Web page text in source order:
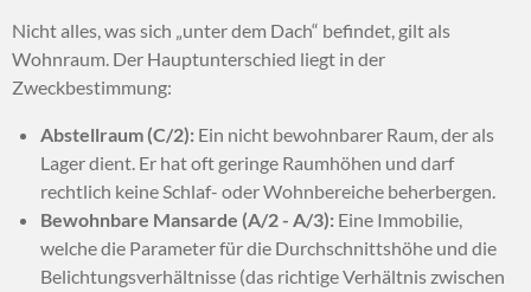
Nicht alles, was sich „unter dem Dach“ befindet, gilt als
Wohnraum. Der Hauptunterschied liegt in der
Zweckbestimmung:
Abstellraum (C/2): Ein nicht bewohnbarer Raum, der als
Lager dient. Er hat oft geringe Raumhöhen und darf
rechtlich keine Schlaf- oder Wohnbereiche beherbergen.
Bewohnbare Mansarde (A/2 - A/3): Eine Immobilie,
welche die Parameter für die Durchschnittshöhe und die
Belichtungsverhältnisse (das richtige Verhältnis zwischen